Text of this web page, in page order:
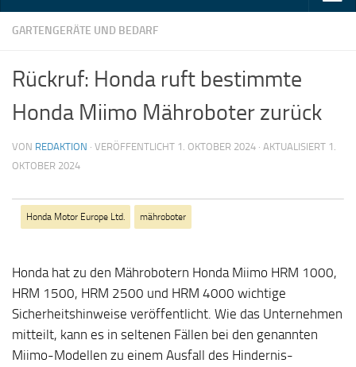
GARTENGERÄTE UND BEDARF
Rückruf: Honda ruft bestimmte
Honda Miimo Mähroboter zurück
VON REDAKTION · VERÖFFENTLICHT 1. OKTOBER 2024 · AKTUALISIERT 1.
OKTOBER 2024
Honda Motor Europe Ltd. mähroboter
Honda hat zu den Mährobotern Honda Miimo HRM 1000,
HRM 1500, HRM 2500 und HRM 4000 wichtige
Sicherheitshinweise veröffentlicht. Wie das Unternehmen
mitteilt, kann es in seltenen Fällen bei den genannten
Miimo-Modellen zu einem Ausfall des Hindernis-